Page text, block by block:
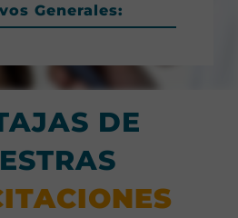
Generales:
DE